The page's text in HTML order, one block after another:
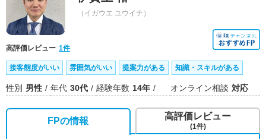
（イガウエ ユウイチ）
高評価レビュー 1件
接客態度がいい 雰囲気がいい 提案力がある 知識・スキルがある
性別 男性 年代 30代 経験年数 14年 オンライン相談 対応
FPの情報 高評価レビュー
(1件)